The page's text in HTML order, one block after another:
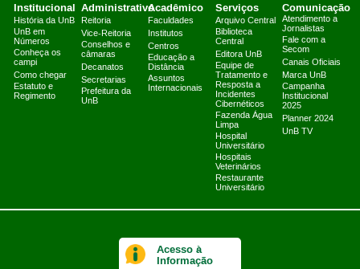
Institucional
História da UnB
UnB em
Números
Conheça os
campi
Como chegar
Estatuto e
Regimento
Administrativo
Reitoria
Vice-Reitoria
Conselhos e
câmaras
Decanatos
Secretarias
Prefeitura da
UnB
Acadêmico
Faculdades
Institutos
Centros
Educação a
Distância
Assuntos
Internacionais
Serviços
Arquivo Central
Biblioteca
Central
Editora UnB
Equipe de
Tratamento e
Resposta a
Incidentes
Cibernéticos
Fazenda Água
Limpa
Hospital
Universitário
Hospitais
Veterinários
Restaurante
Universitário
Comunicação
Atendimento a
Jornalistas
Fale com a
Secom
Canais Oficiais
Marca UnB
Campanha
Institucional
2025
Planner 2024
UnB TV
Acesso à
Informação